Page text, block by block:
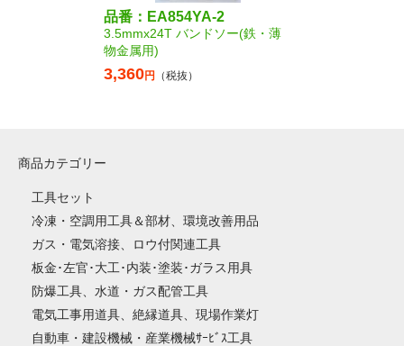
品番：EA854YA-2
3.5mmx24T バンドソー(鉄・薄
物金属用)
3,360円 （税抜）
商品カテゴリー
工具セット
冷凍・空調用工具＆部材、環境改善用品
ガス・電気溶接、ロウ付関連工具
板金･左官･大工･内装･塗装･ガラス用具
防爆工具、水道・ガス配管工具
電気工事用道具、絶縁道具、現場作業灯
自動車・建設機械・産業機械ｻｰﾋﾞｽ工具